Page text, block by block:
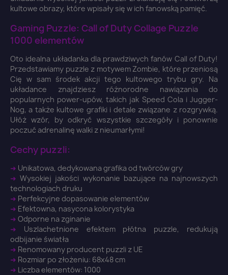
kultowe obrazy, które wpisały się w ich fanowską pamięć.
Gaming Puzzle: Call of Duty Collage Puzzle
1000 elementów
Oto idealna układanka dla prawdziwych fanów Call of Duty!
Przedstawiamy puzzle z motywem Zombie, które przeniosą
Cię w sam środek akcji tego kultowego trybu gry. Na
układance znajdziesz różnorodne nawiązania do
popularnych power-upów, takich jak Speed Cola i Jugger-
Nog, a także kultowe grafiki i detale związane z rozgrywką.
Ułóż wzór, by odkryć wszystkie szczegóły i ponownie
poczuć adrenalinę walki z nieumarłymi!
Cechy puzzli:
➜ Unikatowa, dedykowana grafika od twórców gry
➜ Wysokiej jakości wykonanie bazujące na najnowszych
technologiach druku
➜ Perfekcyjne dopasowanie elementów
➜ Efektowna, nasycona kolorystyka
➜ Odporne na zginanie
➜ Uszlachetnione efektem płótna puzzle, redukują
odbijanie światła
➜ Renomowany producent puzzli z UE
➜ Rozmiar po złożeniu: 68x48 cm
➜ Liczba elementów: 1000
Zaloguj się ×
You need to be logged in to save products in your
wish list.
Anuluj